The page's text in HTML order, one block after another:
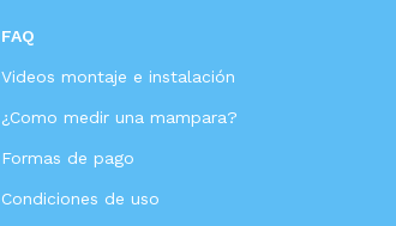
FAQ
Videos montaje e instalación
¿Como medir una mampara?
Formas de pago
Condiciones de uso